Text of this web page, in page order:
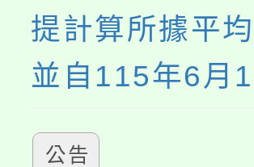
提計算所據平
並自115年6月
公告